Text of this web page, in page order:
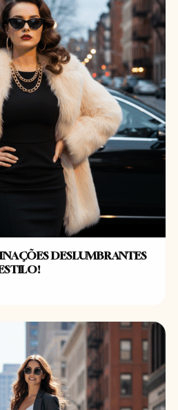
DESLUMBRANTES